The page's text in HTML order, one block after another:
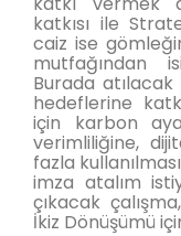
katkısı ile
caiz ise
mutfağından
Burada atılacak
hedeflerine
için karbon
verimliliğine,
fazla
imza atalım
çıkacak
İkiz Dönüşümü